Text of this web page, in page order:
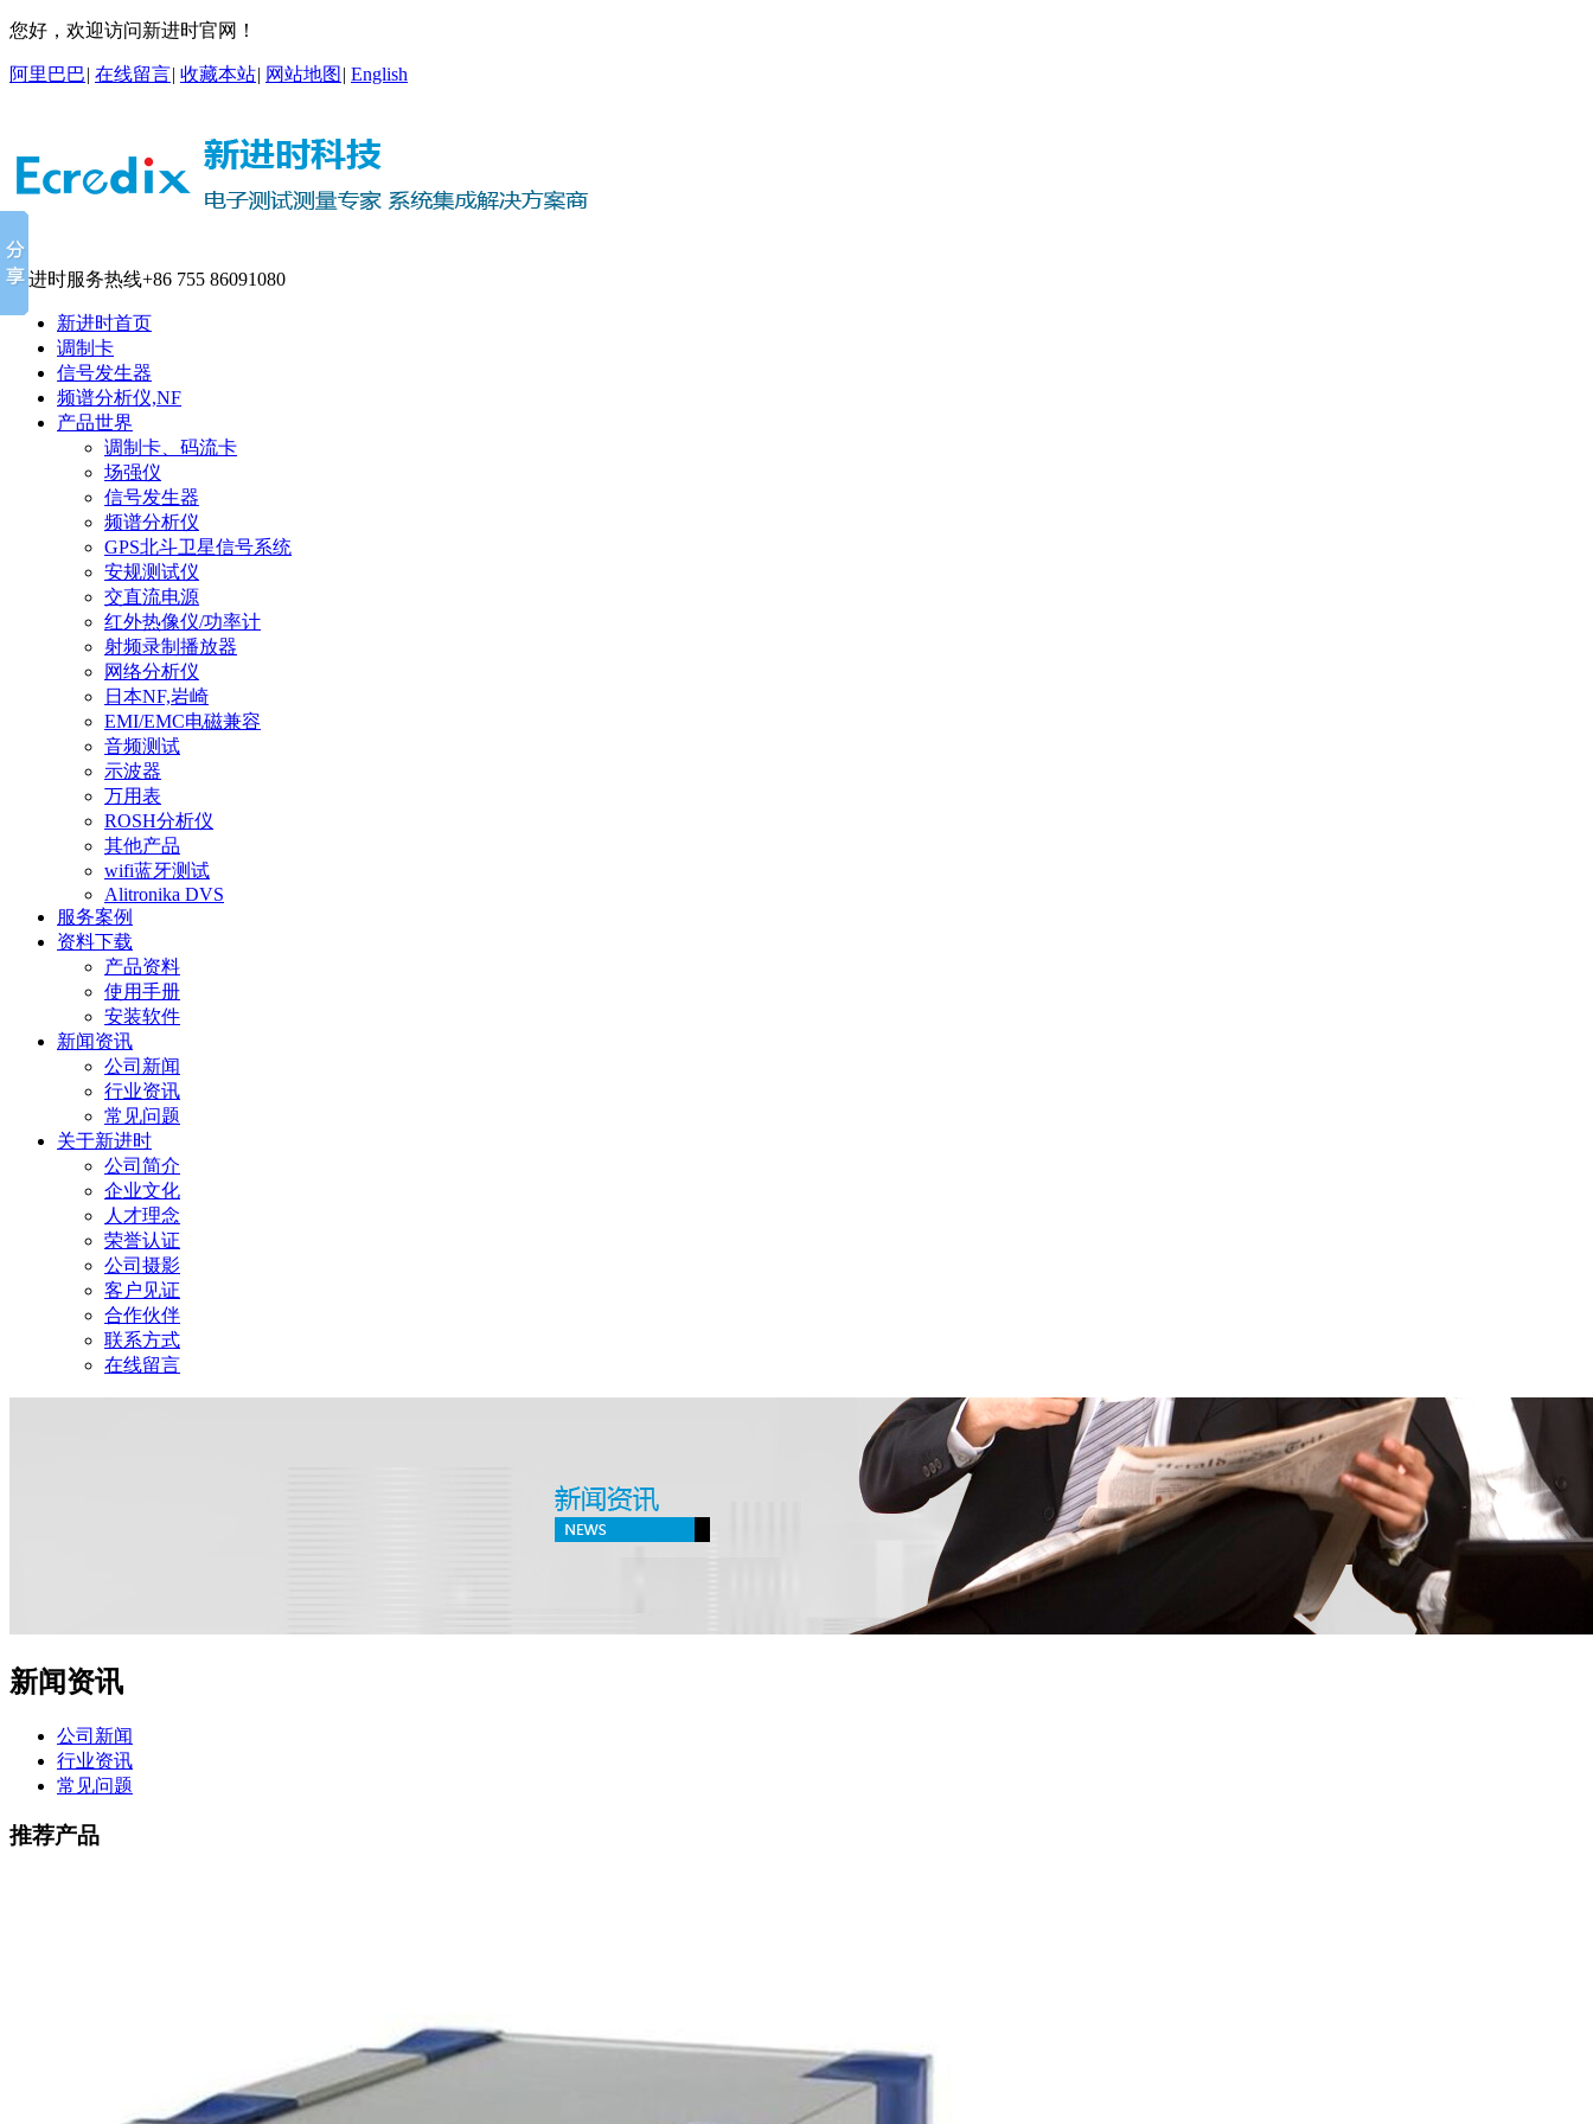
您好，欢迎访问新进时官网！
阿里巴巴| 在线留言| 收藏本站| 网站地图 | English
新进时服务热线+86 755 86091080
新进时首页
调制卡
信号发生器
频谱分析仪,NF
产品世界
调制卡、码流卡
场强仪
信号发生器
频谱分析仪
GPS北斗卫星信号系统
安规测试仪
交直流电源
红外热像仪/功率计
射频录制播放器
网络分析仪
日本NF,岩崎
EMI/EMC电磁兼容
音频测试
示波器
万用表
ROSH分析仪
其他产品
wifi蓝牙测试
Alitronika DVS
服务案例
资料下载
产品资料
使用手册
安装软件
新闻资讯
公司新闻
行业资讯
常见问题
关于新进时
公司简介
企业文化
人才理念
荣誉认证
公司摄影
客户见证
合作伙伴
联系方式
在线留言
新闻资讯
公司新闻
行业资讯
常见问题
推荐产品